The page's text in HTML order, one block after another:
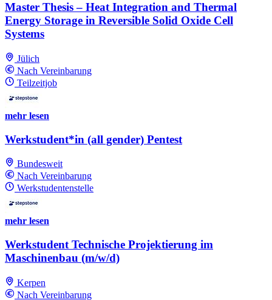
Master Thesis – Heat Integration and Thermal
Energy Storage in Reversible Solid Oxide Cell
Systems
Jülich
Nach Vereinbarung
Teilzeitjob
mehr lesen
Werkstudent*in (all gender) Pentest
Bundesweit
Nach Vereinbarung
Werkstudentenstelle
mehr lesen
Werkstudent Technische Projektierung im
Maschinenbau (m/w/d)
Kerpen
Nach Vereinbarung